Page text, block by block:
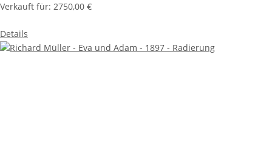
Verkauft für: 2750,00 €
Details